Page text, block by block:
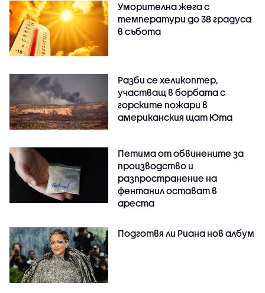
Уморителна жега с
температури до 38 градуса
в събота
Разби се хеликоптер,
участващ в борбата с
горските пожари в
американския щат Юта
Петима от обвинените за
производство и
разпространение на
фентанил остават в
ареста
Подготвя ли Риана нов албум